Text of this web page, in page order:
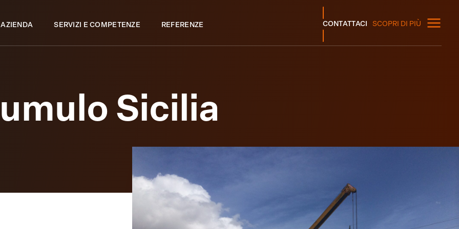
SERVIZI E COMPETENZE REFERENZE CONTATTACI SCOPRI DI PIÙ
Sicilia